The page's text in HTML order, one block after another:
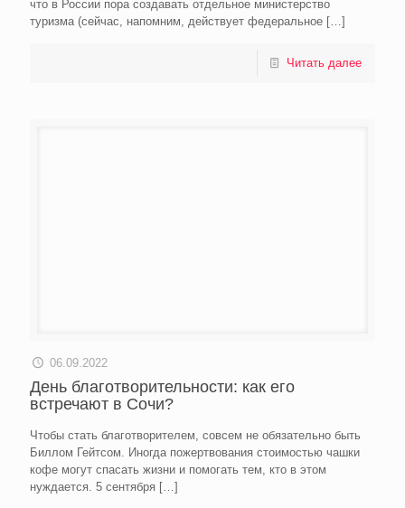
что в России пора создавать отдельное министерство
туризма (сейчас, напомним, действует федеральное […]
Читать далее
06.09.2022
День благотворительности: как его
встречают в Сочи?
Чтобы стать благотворителем, совсем не обязательно быть
Биллом Гейтсом. Иногда пожертвования стоимостью чашки
кофе могут спасать жизни и помогать тем, кто в этом
нуждается. 5 сентября […]